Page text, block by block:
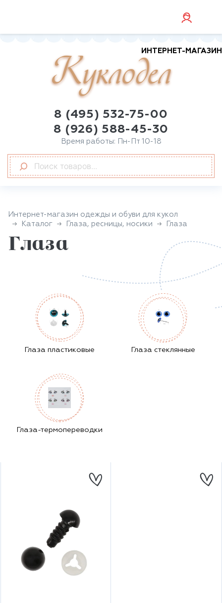
ИНТЕРНЕТ-МАГАЗИН
Куклодел
8 (495) 532-75-00
8 (926) 588-45-30
Время работы: Пн-Пт 10-18
Интернет-магазин одежды и обуви для кукол
Каталог
Глаза, ресницы, носики Глаза
Глаза
Глаза пластиковые Глаза стеклянные
Глаза-термопереводки